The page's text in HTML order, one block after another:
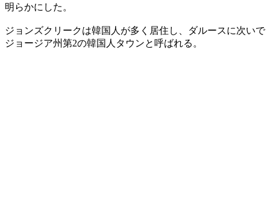
明らかにした。
ジョンズクリークは韓国人が多く居住し、ダルースに次いで
ジョージア州第2の韓国人タウンと呼ばれる。